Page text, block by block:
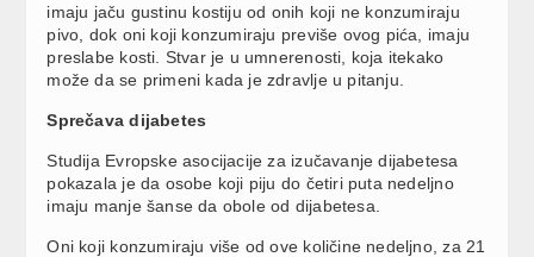
imaju jaču gustinu kostiju od onih koji ne konzumiraju
pivo, dok oni koji konzumiraju previše ovog pića, imaju
preslabe kosti. Stvar je u umnerenosti, koja itekako
može da se primeni kada je zdravlje u pitanju.
Sprečava dijabetes
Studija Evropske asocijacije za izučavanje dijabetesa
pokazala je da osobe koji piju do četiri puta nedeljno
imaju manje šanse da obole od dijabetesa.
Oni koji konzumiraju više od ove količine nedeljno, za 21